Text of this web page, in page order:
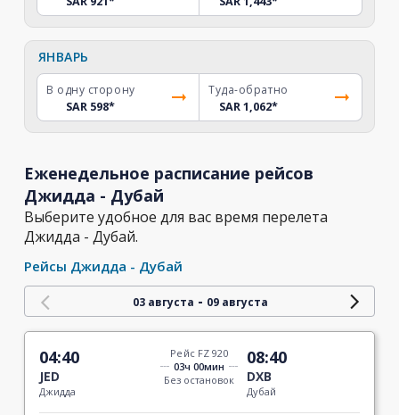
ЯНВАРЬ
В одну сторону
SAR 598*
Туда-обратно
SAR 1,062*
Еженедельное расписание рейсов
Джидда - Дубай
Выберите удобное для вас время перелета
Джидда - Дубай.
Рейсы Джидда - Дубай
03 августа - 09 августа
04:40
JED
Джидда
Рейс FZ 920
03ч 00мин
Без остановок
08:40
DXB
Дубай